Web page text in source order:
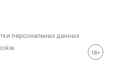
персональных данных
18+